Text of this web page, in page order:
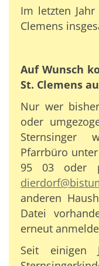
Im letzten
Clemens
Auf Wunsch
St. Clemens
Nur wer
oder
Sternsinger
Pfarrbüro
95 03 oder
anderen
Datei
erneut
Seit einigen